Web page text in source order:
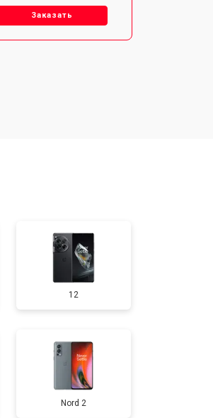
Заказать
Заказать
Заказать
Заказать
Заказать
12
Nord 2